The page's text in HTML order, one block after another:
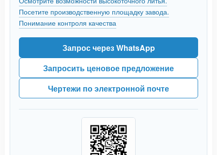
Посетите производственную площадку завода.
Понимание контроля качества
Запрос через WhatsApp
Запросить ценовое предложение
Чертежи по электронной почте